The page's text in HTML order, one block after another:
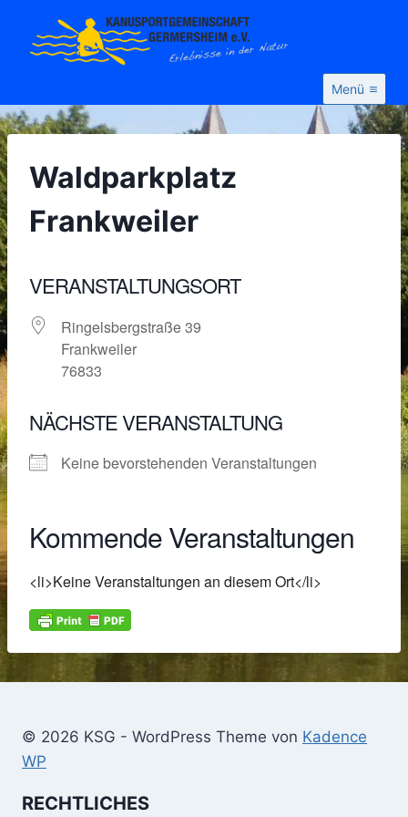
Inhalt
springen
Menü
Waldparkplatz
Frankweiler
VERANSTALTUNGSORT
Ringelsbergstraße 39
Frankweiler
76833
NÄCHSTE VERANSTALTUNG
Keine bevorstehenden Veranstaltungen
Kommende Veranstaltungen
<li>Keine Veranstaltungen an diesem Ort</li>
© 2026 KSG - WordPress Theme von Kadence
WP
RECHTLICHES